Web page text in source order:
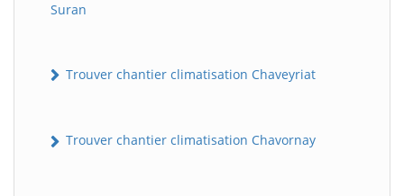
Suran
Trouver chantier climatisation Chaveyriat
Trouver chantier climatisation Chavornay